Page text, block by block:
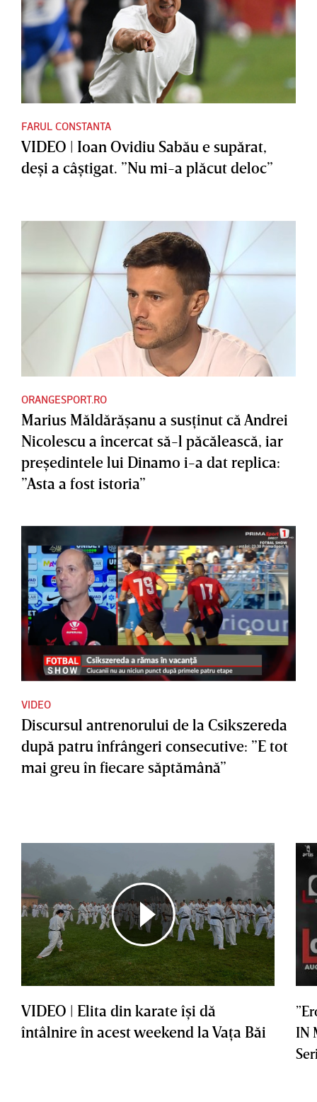
FARUL CONSTANTA
VIDEO | Ioan Ovidiu Sabău e supărat,
deşi a câştigat. ”Nu mi-a plăcut deloc”
ORANGESPORT.RO
Marius Măldărăşanu a susţinut că Andrei
Nicolescu a încercat să-l păcălească, iar
preşedintele lui Dinamo i-a dat replica:
”Asta a fost istoria”
VIDEO
Discursul antrenorului de la Csikszereda
după patru înfrângeri consecutive: ”E tot
mai greu în fiecare săptămână”
VIDEO | Elita din karate îşi dă
întâlnire în acest weekend la Vaţa Băi
IN